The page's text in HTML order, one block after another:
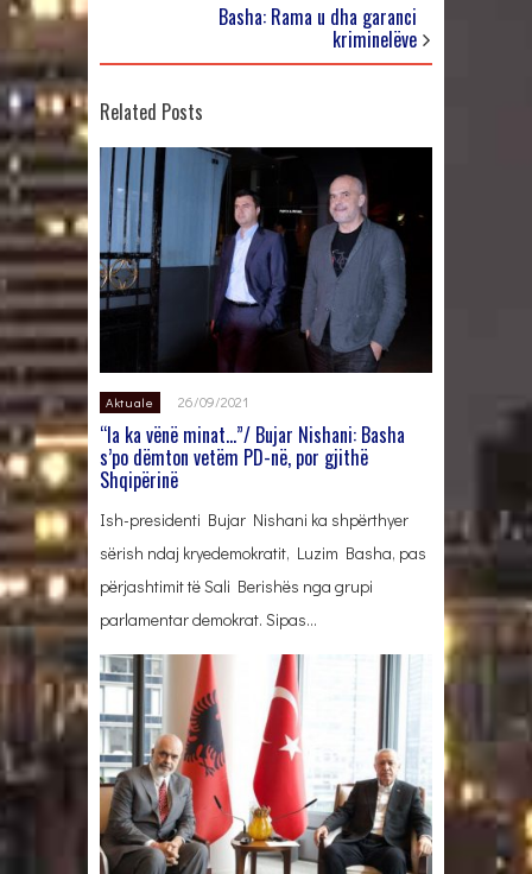
Basha: Rama u dha garanci
kriminelëve
Related Posts
Aktuale 26/09/2021
“Ia ka vënë minat…”/ Bujar Nishani: Basha
s’po dëmton vetëm PD-në, por gjithë
Shqipërinë
Ish-presidenti Bujar Nishani ka shpërthyer
sërish ndaj kryedemokratit, Luzim Basha, pas
përjashtimit të Sali Berishës nga grupi
parlamentar demokrat. Sipas…